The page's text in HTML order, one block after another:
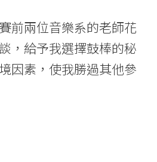
前兩位音樂系的老師花
，給予我選擇鼓棒的秘
因素，使我勝過其他參